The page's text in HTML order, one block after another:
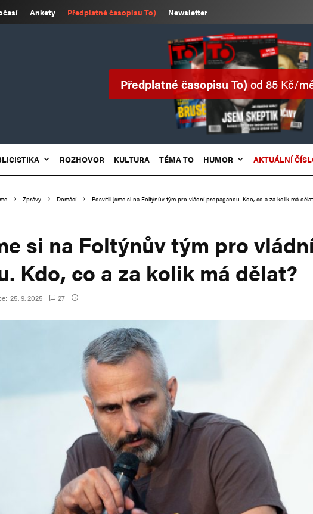
Ankety Předplatné časopisu To) Newsletter
Předplatné časopisu To)od 85 Kč/
ROZHOVOR KULTURA TÉMA TO HUMOR AKTUÁLNÍ
Zprávy Domácí Posvítili jsme si na Foltýnův tým pro vládní propagandu. Kdo, co a za kolik má
si na Foltýnův tým pro
Kdo, co a za kolik má dělat?
25. 9. 2025 27